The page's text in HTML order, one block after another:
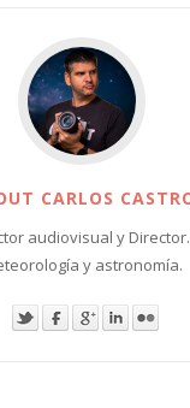
CARLOS
audiovisual y
y astronomía.